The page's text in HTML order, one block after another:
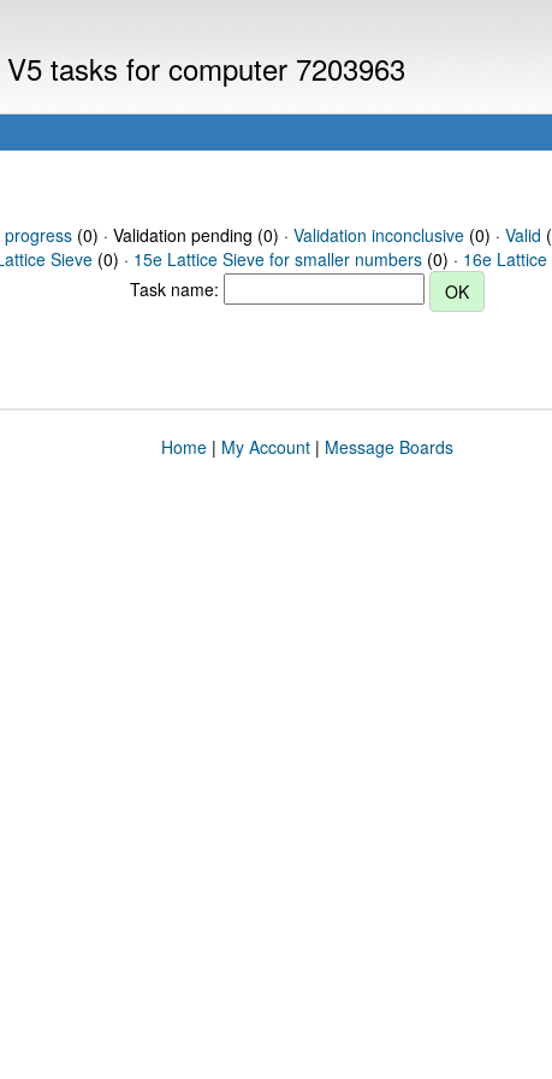
tasks for computer 7203963
progress(0) · Validation pending (0) · Validation inconclusive(0) · Valid
Sieve (0) · 15e Lattice Sieve for smaller numbers (0) · 16e
Task name:
Home| My Account| Message Boards